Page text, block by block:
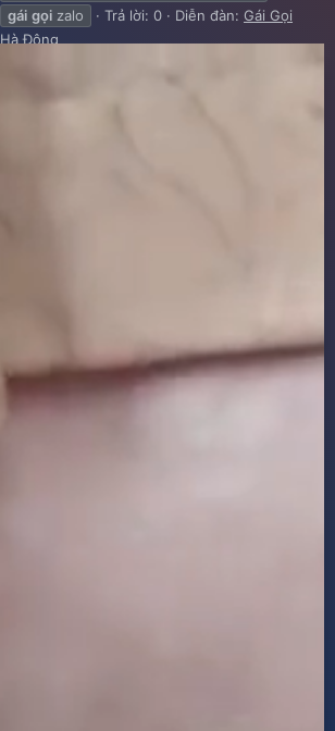
gái gọi zalo Trả lời: 0 Diễn đàn: Gái Gọi
Hà Đông